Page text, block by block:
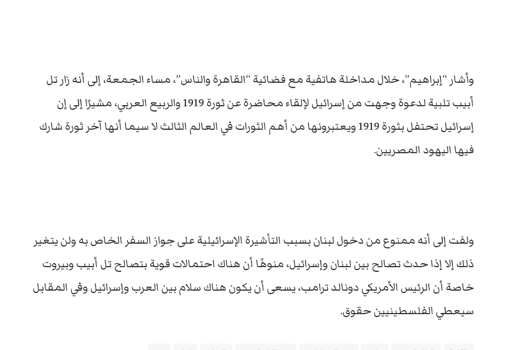
وأشار “إبراهيم”، خلال مداخلة هاتفية مع فضائية “القاهرة والناس”، مساء الجمعة، إلى أنه زار تل
أبيب تلبية لدعوة وجهت من إسرائيل لإلقاء محاضرة عن ثورة 1919 والربيع العربي، مشيرًا إلى إن
إسرائيل تحتفل بثورة 1919 ويعتبرونها من أهم الثورات في العالم الثالث لا سيما أنها آخر ثورة شارك
فيها اليهود المصريين.
ولفت إلى أنه ممنوع من دخول لبنان بسبب التأشيرة الإسرائيلية على جواز السفر الخاص به ولن يتغير
ذلك إلا إذا حدث تصالح بين لبنان وإسرائيل، منوهًا أن هناك احتمالات قوية بتصالح تل أبيب وبيروت
خاصة أن الرئيس الأمريكي دونالد ترامب، يسعى أن يكون هناك سلام بين العرب وإسرائيل وفي المقابل
سيعطي الفلسطينيين حقوق.